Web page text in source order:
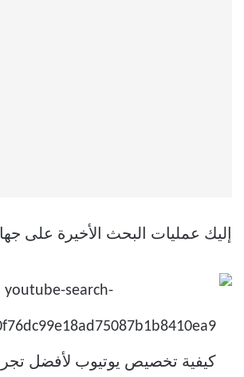
إليك عمليات البحث الأخيرة على